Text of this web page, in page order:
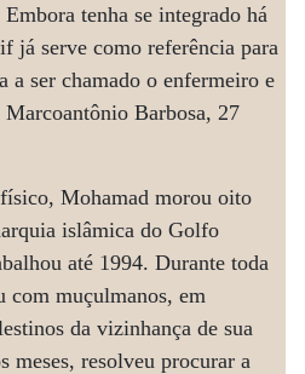
tenha se integrado há
já serve como referência para
a ser chamado o enfermeiro e
Barbosa, 27
Mohamad morou oito
islâmica do Golfo
até 1994. Durante toda
com muçulmanos, em
da vizinhança de sua
meses, resolveu procurar a